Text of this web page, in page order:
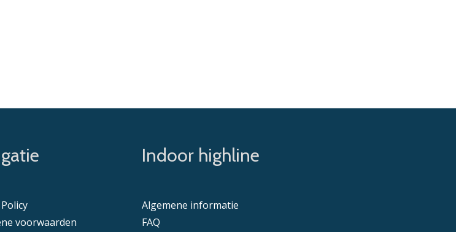
voorwaarden
Indoor highline
Algemene informatie
FAQ